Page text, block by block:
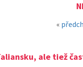
«
ale tiež